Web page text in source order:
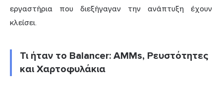
εργαστήρια που διεξήγαγαν την ανάπτυξη έχουν
κλείσει.
Τι ήταν το Balancer: AMMs, Ρευστότητες
και Χαρτοφυλάκια